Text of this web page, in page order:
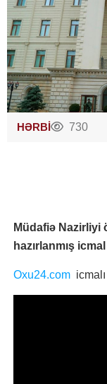
HƏRBİ 730
Müdafiə Nazirliyi
hazırlanmış
Oxu24.com